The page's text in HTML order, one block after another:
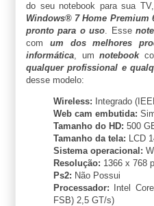
do seu notebook para sua TV,
Windows® 7 Home
pronto para o uso. Esse
com um dos melhores
informática, umnotebook
qualquer profissional e
desse modelo:
Wireless: Integrado
Web cam embutida:
Tamanho do HD: 500
Tamanho da tela: LCD
Sistema operacional:
Resolução: 1366 x 768
Ps2: Não Possui
Processador: Intel
FSB) 2,5 GT/s)